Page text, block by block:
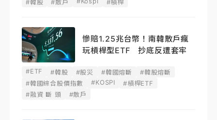
#韓股 #散戶 #槓桿
慘賠1.25兆台幣！南韓散戶瘋
玩槓桿型ETF 抄底反遭套牢
#ETF #韓股 #股災 #韓國熔斷
#韓股熔斷
#韓國綜合股價指數
#KOSPI
#槓桿ETF
#融資 斷 頭
#散戶